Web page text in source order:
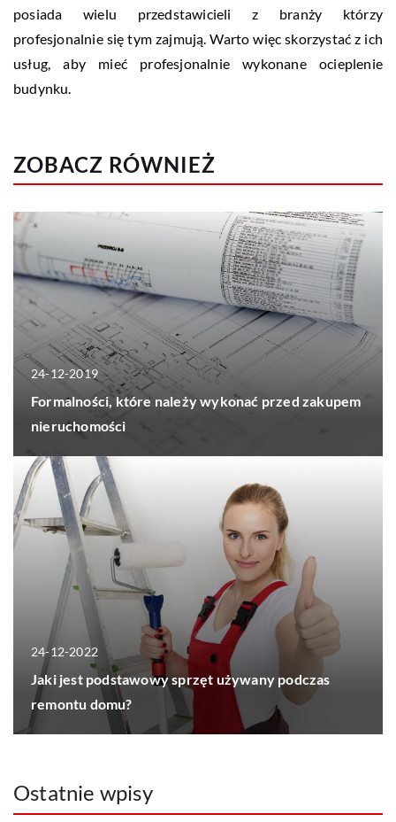
posiada wielu przedstawicieli z branży którzy
profesjonalnie się tym zajmują. Warto więc skorzystać z ich
usług, aby mieć profesjonalnie wykonane ocieplenie
budynku.
ZOBACZ RÓWNIEŻ
24-12-2019
Formalności, które należy wykonać przed zakupem
nieruchomości
24-12-2022
Jaki jest podstawowy sprzęt używany podczas
remontu domu?
Ostatnie wpisy